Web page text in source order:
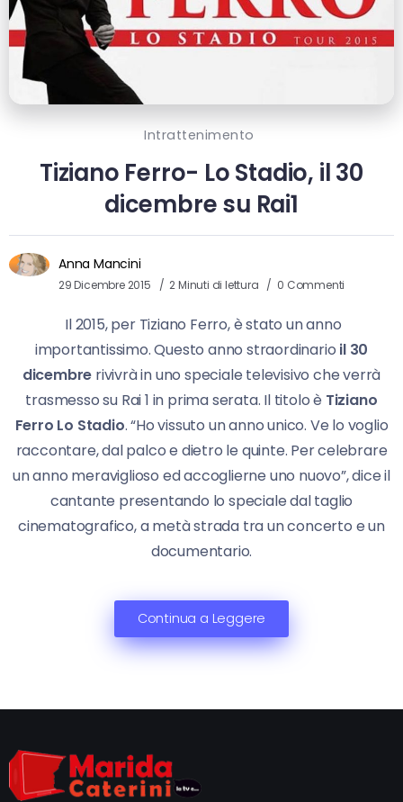
Intrattenimento
Tiziano Ferro- Lo Stadio, il 30
dicembre su Rai1
Anna Mancini
29 Dicembre 2015 2 Minuti di lettura 0 Commenti
Il 2015, per Tiziano Ferro, è stato un anno
importantissimo. Questo anno straordinario il 30
dicembre rivivrà in uno speciale televisivo che verrà
trasmesso su Rai 1 in prima serata. Il titolo è Tiziano
Ferro Lo Stadio. “Ho vissuto un anno unico. Ve lo voglio
raccontare, dal palco e dietro le quinte. Per celebrare
un anno meraviglioso ed accoglierne uno nuovo”, dice il
cantante presentando lo speciale dal taglio
cinematografico, a metà strada tra un concerto e un
documentario.
Continua a Leggere